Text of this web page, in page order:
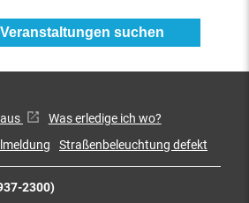
suchen
2300)
Was erledige ich wo?
Straßenbeleuchtung defekt